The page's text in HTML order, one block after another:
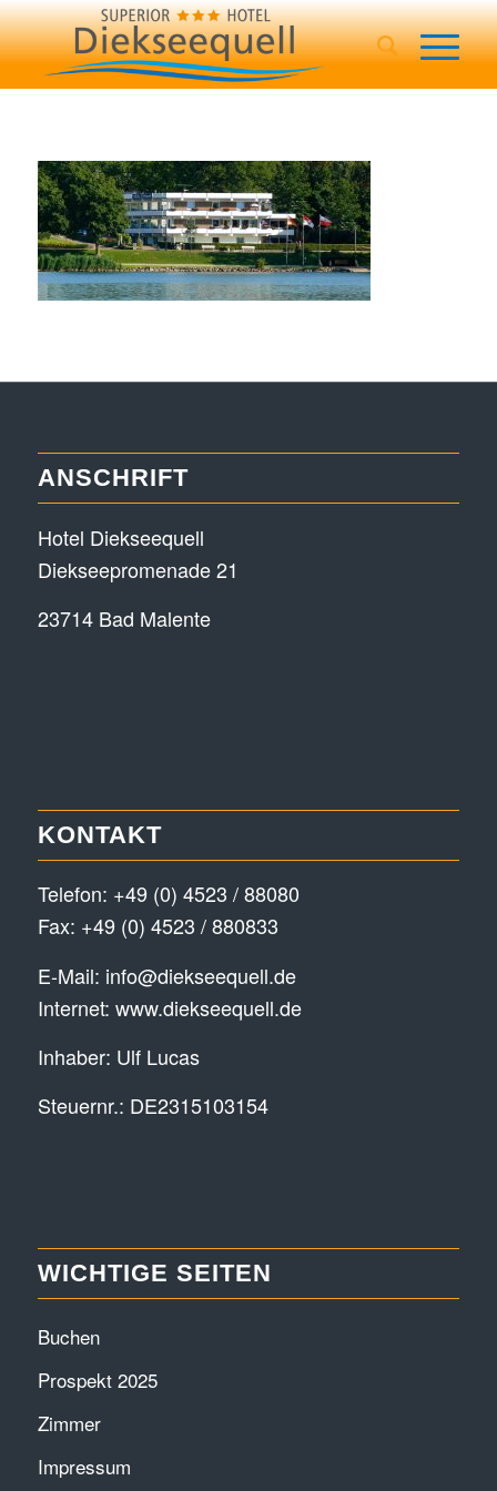
ANSCHRIFT
Hotel Diekseequell
Diekseepromenade 21
23714 Bad Malente
KONTAKT
Telefon: +49 (0) 4523 / 88080
Fax: +49 (0) 4523 / 880833
E-Mail: info@diekseequell.de
Internet: www.diekseequell.de
Inhaber: Ulf Lucas
Steuernr.: DE2315103154
WICHTIGE SEITEN
Buchen
Prospekt 2025
Zimmer
Impressum